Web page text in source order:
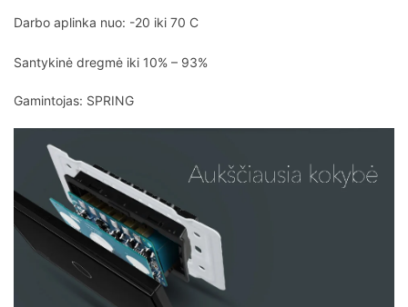
Darbo aplinka nuo: -20 iki 70 C
Santykinė dregmė iki 10% – 93%
Gamintojas: SPRING